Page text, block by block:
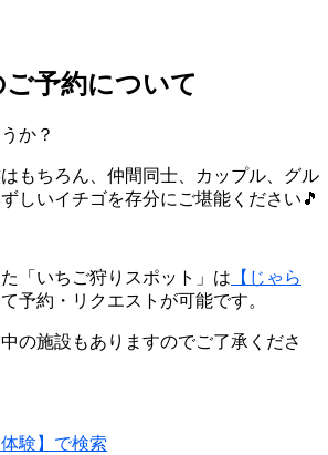
予約について
か？
もちろん、仲間同士、カップル、グル
しいイチゴを存分にご堪能ください🎵
「いちご狩りスポット」は 【じゃら
予約・リクエストが可能です。
の施設もありますのでご了承くださ
験】で検索